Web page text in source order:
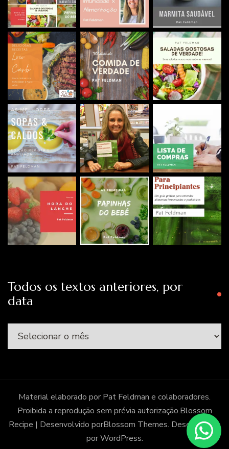
Todos os textos anteriores, por
data
Todos
os
anteriores,
por
data
Material elaborado por Pat Feldman e colaboradores.
Proibida a reprodução sem prévia autorização.Blossom
Recipe | Desenvolvido porBlossom Themes. Desenvolvido
porWordPress.